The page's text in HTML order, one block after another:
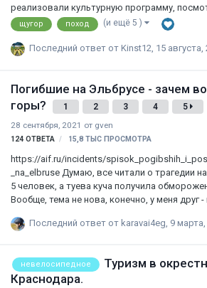
реализовали культурную программу,
район Северного Урала. Использовали катамаран с
полиэтиленовыми баллонами. Малый вес,
Рама растёт на месте, естественно.
тельпос-из, тельпосиз, туризм, отчет,
восхождение,
Последний ответ от Kinst12, 15 августа,
щугор поход (и ещё 5 )
Погибшие на Эльбрусе - зачем
горы?
1 2 3 4
5
28 сентября, 2021 от gven
124 ОТВЕТА 15,8 ТЫС ПРОСМОТРА
https://aif.ru/incidents/
_na_elbruse Думаю, все читали о трагедии
5 человек, а туева куча получила
Вообще, тема не нова, конечно, у меня друг
полностью на гиде (не просчитал погоду,
них была такого содержания - какого
зачем вы подвергаете свои жизни
Последний ответ от karavai4eg 9 марта,
невелосипедное
Туризм в
Краснодара.